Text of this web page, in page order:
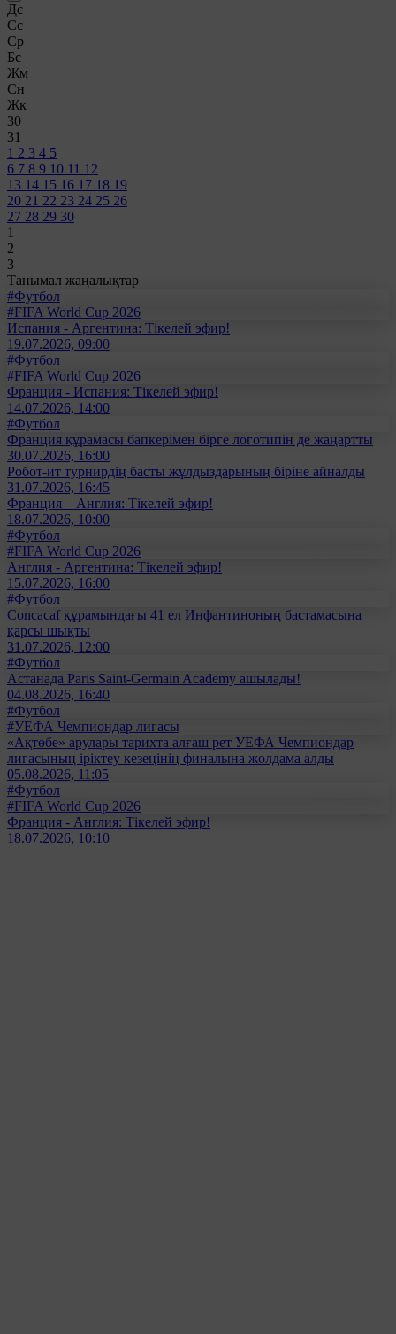
Дс
Сс
Ср
Бс
Жм
Сн
Жк
30
31
1 2 3 4 5
6 7 8 9 10 11 12
13 14 15 16 17 18 19
20 21 22 23 24 25 26
27 28 29 30
1
2
3
Танымал жаңалықтар
#Футбол
#FIFA World Cup 2026
Испания - Аргентина: Тікелей эфир!
19.07.2026, 09:00
#Футбол
#FIFA World Cup 2026
Франция - Испания: Тікелей эфир!
14.07.2026, 14:00
#Футбол
Франция құрамасы бапкерімен бірге логотипін де жаңартты
30.07.2026, 16:00
Робот-ит турнирдің басты жұлдыздарының біріне айналды
31.07.2026, 16:45
Франция – Англия: Тікелей эфир!
18.07.2026, 10:00
#Футбол
#FIFA World Cup 2026
Англия - Аргентина: Тікелей эфир!
15.07.2026, 16:00
#Футбол
Concacaf құрамындағы 41 ел Инфантиноның бастамасына
қарсы шықты
31.07.2026, 12:00
#Футбол
Астанада Paris Saint-Germain Academy ашылады!
04.08.2026, 16:40
#Футбол
#УЕФА Чемпиондар лигасы
«Ақтөбе» арулары тарихта алғаш рет УЕФА Чемпиондар
лигасының іріктеу кезеңінің финалына жолдама алды
05.08.2026, 11:05
#Футбол
#FIFA World Cup 2026
Франция - Англия: Тікелей эфир!
18.07.2026, 10:10